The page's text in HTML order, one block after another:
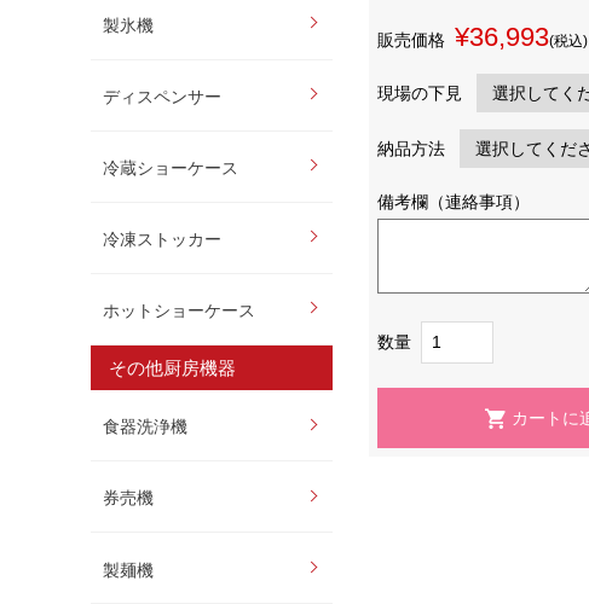
製氷機
ディスペンサー
冷蔵ショーケース
冷凍ストッカー
ホットショーケース
その他厨房機器
食器洗浄機
券売機
製麺機
販売価格 ¥36,993(税込)
現場の下見
納品方法
備考欄（連絡事項）
数量